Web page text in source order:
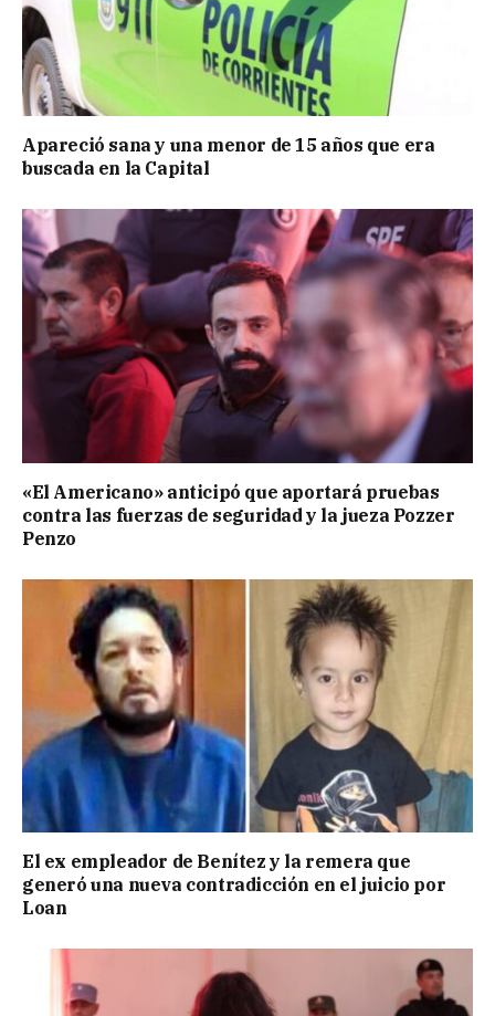
Apareció sana y una menor de 15 años que era
buscada en la Capital
«El Americano» anticipó que aportará pruebas
contra las fuerzas de seguridad y la jueza Pozzer
Penzo
El ex empleador de Benítez y la remera que
generó una nueva contradicción en el juicio por
Loan